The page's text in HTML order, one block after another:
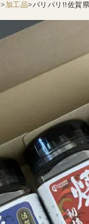
加工品 パリパリ!!佐賀